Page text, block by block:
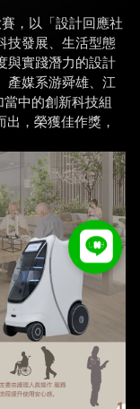
，以「設計回應社
技發展、生活型態
與實踐潛力的設計
產媒系游舜雄、江
中的創新科技組
出，榮獲佳作獎，